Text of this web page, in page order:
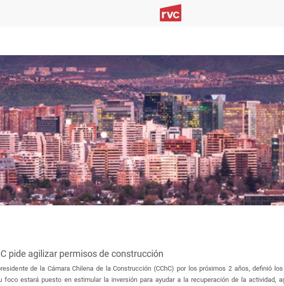
pide agilizar permisos de construcción
de la Cámara Chilena de la Construcción (CChC) por los próximos 2 años, definió
foco estará puesto en estimular la inversión para ayudar a la recuperación de la actividad,